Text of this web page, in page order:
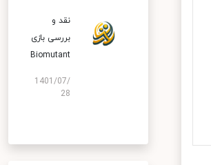
نقد و
بررسی بازی
Biomutant
1401/07/
28